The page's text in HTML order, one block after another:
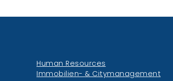
Human Resources
Immobilien- & Citymanagement